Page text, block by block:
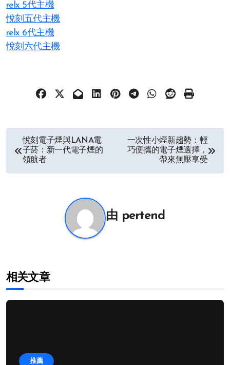
relx 5代主機
悅刻五代主機
relx 6代主機
悅刻六代主機
悅刻電子煙與LANA電
子菸：新一代電子煙的
領航者
一次性小煙新趨勢：輕
巧便攜的電子煙選擇，
帶來無壓享受
由 pertend
相关文章
推薦